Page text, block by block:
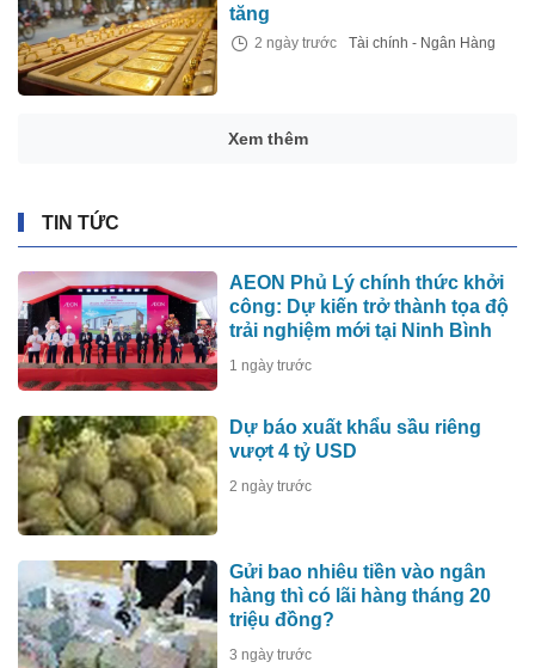
tăng
2 ngày trước Tài chính - Ngân Hàng
Xem thêm
TIN TỨC
AEON Phủ Lý chính thức khởi
công: Dự kiến trở thành tọa độ
trải nghiệm mới tại Ninh Bình
1 ngày trước
Dự báo xuất khẩu sầu riêng
vượt 4 tỷ USD
2 ngày trước
Gửi bao nhiêu tiền vào ngân
hàng thì có lãi hàng tháng 20
triệu đồng?
3 ngày trước